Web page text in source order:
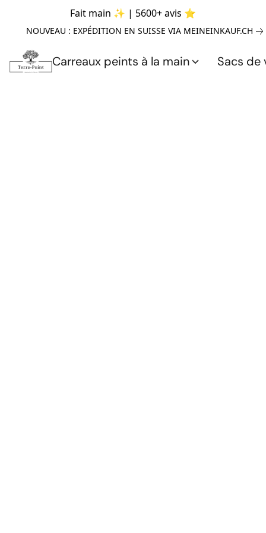
Fait main ✨ | 5600+ avis ⭐
NOUVEAU : EXPÉDITION EN SUISSE VIA MEINEINKAUF.CH
Carreaux peints à la main Sacs